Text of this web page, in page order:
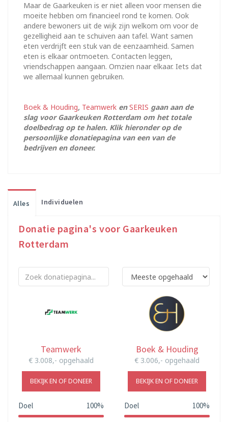
Maar de Gaarkeuken is er niet alleen voor mensen die
moeite hebben om financieel rond te komen. Ook
andere bewoners uit de wijk zijn welkom om voor de
gezelligheid aan te schuiven aan tafel. Want samen
eten verdrijft een stuk van de eenzaamheid. Samen
eten is elkaar ontmoeten. Contacten leggen,
vriendschappen aangaan. Omzien naar elkaar. Iets dat
we allemaal kunnen gebruiken.
Boek & Houding, Teamwerk enSERIS gaan aan de
slag voor Gaarkeuken Rotterdam om het totale
doelbedrag op te halen. Klik hieronder op de
persoonlijke donatiepagina van een van de
bedrijven en doneer.
Alles Individuelen
Donatie pagina's voor Gaarkeuken
Rotterdam
Teamwerk
€ 3.008,- opgehaald
BEKIJK EN OF DONEER
Doel 100%
100%
Boek & Houding
€ 3.006,- opgehaald
BEKIJK EN OF DONEER
Doel 100%
100%